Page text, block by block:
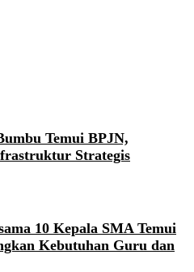
Temui BPJN,
Strategis
10 Kepala SMA Temui
Kebutuhan Guru dan